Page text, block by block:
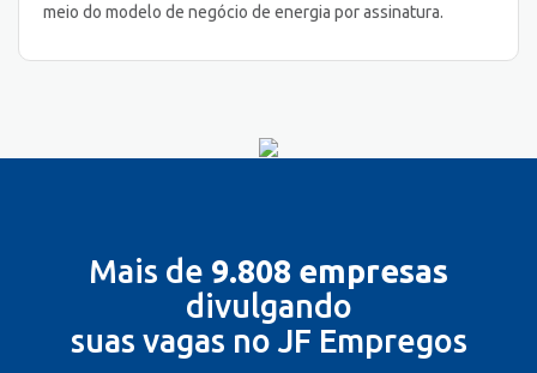
meio do modelo de negócio de energia por assinatura.
Mais de 9.808 empresas
divulgando
suas vagas no JF Empregos